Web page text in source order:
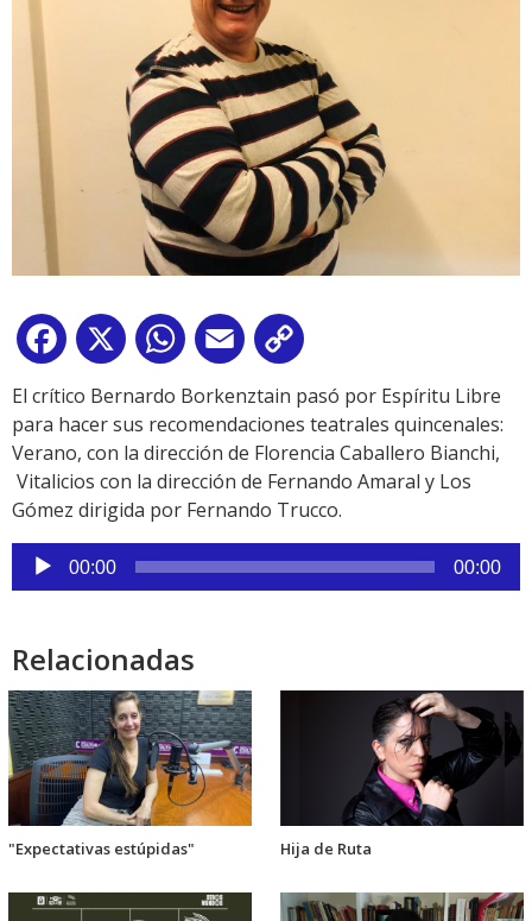
Facebook
X WhatsApp
Email
Link
El crítico Bernardo Borkenztain pasó por Espíritu Libre
para hacer sus recomendaciones teatrales quincenales:
Verano, con la dirección de Florencia Caballero Bianchi,
Vitalicios con la dirección de Fernando Amaral y Los
Gómez dirigida por Fernando Trucco.
Reproductor
de
00:00 00:00
Relacionadas
"Expectativas estúpidas" Hija de Ruta